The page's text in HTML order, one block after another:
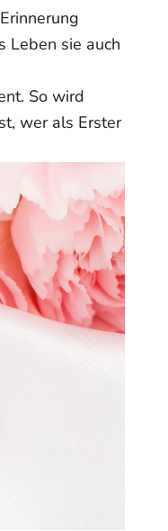
Leben sie auch
So wird
wer als Erster